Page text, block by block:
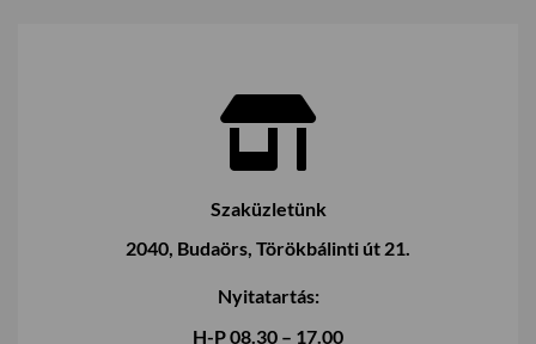
Szaküzletünk
2040, Budaörs, Törökbálinti út 21.
Nyitatartás:
H-P 08.30 – 17.00